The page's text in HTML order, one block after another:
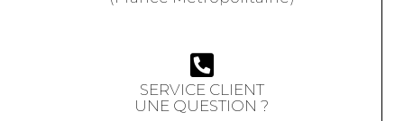
SERVICE CLIENT
UNE QUESTION ?